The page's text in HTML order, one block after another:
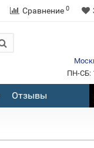
Сравнение 0
ПН-СБ:
Отзывы